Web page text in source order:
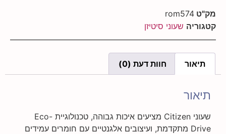
rom574
שעוני סיטיזן
חוות דעת (0)
שעוני Citizen מציעים איכות גבוהה, טכנולוגיית Eco-
Drive מתקדמת, ועיצובים אלגנטיים עם חומרים עמידים